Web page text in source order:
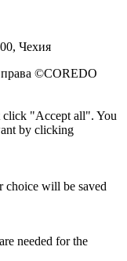
Чехия
©COREDO
click "Accept all". You
by clicking
choice will be saved
needed for the